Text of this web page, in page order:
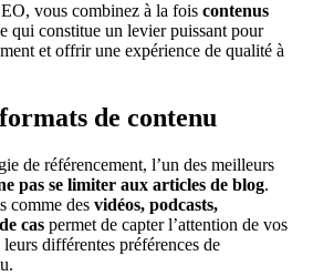
vous combinez à la fois contenus
qui constitue un levier puissant pour
et offrir une expérience de qualité à
de contenu
de référencement, l’un des meilleurs
pas se limiter aux articles de blog.
comme des vidéos, podcasts,
cas permet de capter l’attention de vos
différentes préférences de